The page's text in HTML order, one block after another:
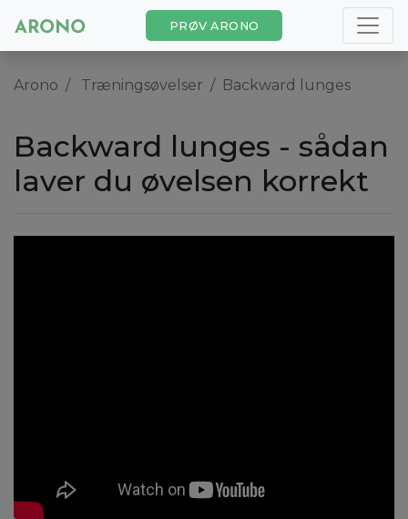
PRØV ARONO
Arono Træningsøvelser Backward lunges
Backward lunges - sådan
laver du øvelsen korrekt